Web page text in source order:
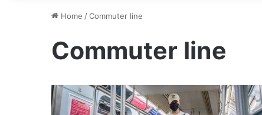
Home /Commuter line
Commuter line